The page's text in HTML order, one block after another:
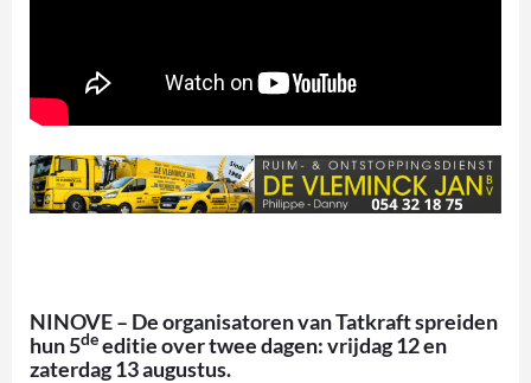
NINOVE – De organisatoren van Tatkraft spreiden
hun 5deeditie over twee dagen: vrijdag 12 en
zaterdag 13 augustus.